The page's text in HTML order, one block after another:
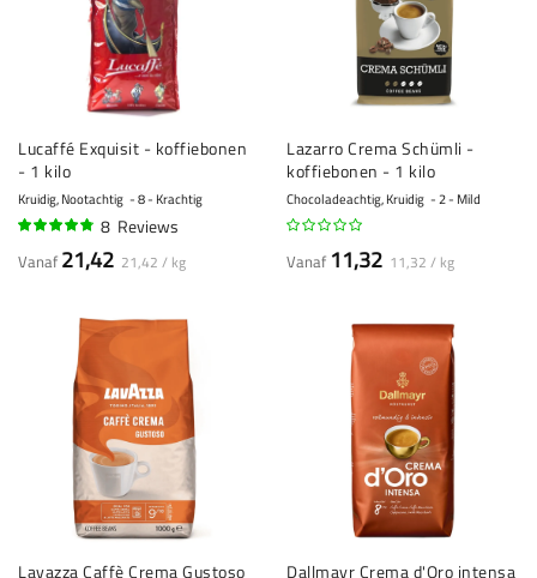
Lucaffé Exquisit - koffiebonen
- 1 kilo
Kruidig, Nootachtig 8 - Krachtig
8 Reviews
Vanaf 21,42 21,42 / kg
Lazarro Crema Schümli -
koffiebonen - 1 kilo
Chocoladeachtig, Kruidig 2 - Mild
Vanaf 11,32 11,32 / kg
Lavazza Caffè Crema Gustoso
Dallmayr Crema d'Oro intensa